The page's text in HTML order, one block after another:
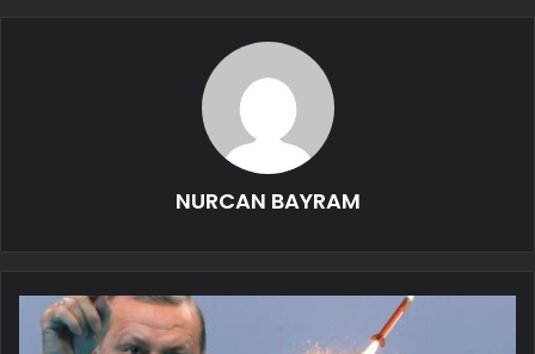
NURCAN BAYRAM